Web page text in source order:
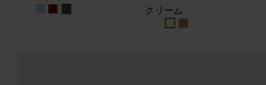
ダークグリーン/ホワイト
ダークグリーン/ホワイト
ダークグリーン/ホワイト
クリーム
クリーム
クリーム